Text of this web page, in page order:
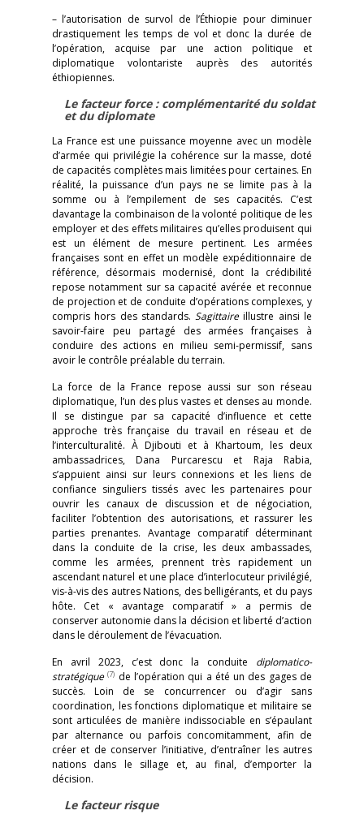
– l’autorisation de survol de l’Éthiopie pour diminuer
drastiquement les temps de vol et donc la durée de
l’opération, acquise par une action politique et
diplomatique volontariste auprès des autorités
éthiopiennes.
Le facteur force : complémentarité du soldat
et du diplomate
La France est une puissance moyenne avec un modèle
d’armée qui privilégie la cohérence sur la masse, doté
de capacités complètes mais limitées pour certaines. En
réalité, la puissance d’un pays ne se limite pas à la
somme ou à l’empilement de ses capacités. C’est
davantage la combinaison de la volonté politique de les
employer et des effets militaires qu’elles produisent qui
est un élément de mesure pertinent. Les armées
françaises sont en effet un modèle expéditionnaire de
référence, désormais modernisé, dont la crédibilité
repose notamment sur sa capacité avérée et reconnue
de projection et de conduite d’opérations complexes, y
compris hors des standards.Sagittaireillustre ainsi le
savoir-faire peu partagé des armées françaises à
conduire des actions en milieu semi-permissif, sans
avoir le contrôle préalable du terrain.
La force de la France repose aussi sur son réseau
diplomatique, l’un des plus vastes et denses au monde.
Il se distingue par sa capacité d’influence et cette
approche très française du travail en réseau et de
l’interculturalité. À Djibouti et à Khartoum, les deux
ambassadrices, Dana Purcarescu et Raja Rabia,
s’appuient ainsi sur leurs connexions et les liens de
confiance singuliers tissés avec les partenaires pour
ouvrir les canaux de discussion et de négociation,
faciliter l’obtention des autorisations, et rassurer les
parties prenantes. Avantage comparatif déterminant
dans la conduite de la crise, les deux ambassades,
comme les armées, prennent très rapidement un
ascendant naturel et une place d’interlocuteur privilégié,
vis-à-vis des autres Nations, des belligérants, et du pays
hôte. Cet « avantage comparatif » a permis de
conserver autonomie dans la décision et liberté d’action
dans le déroulement de l’évacuation.
En avril 2023, c’est donc la conduite diplomatico-
stratégique (7) de l’opération qui a été un des gages de
succès. Loin de se concurrencer ou d’agir sans
coordination, les fonctions diplomatique et militaire se
sont articulées de manière indissociable en s’épaulant
par alternance ou parfois concomitamment, afin de
créer et de conserver l’initiative, d’entraîner les autres
nations dans le sillage et, au final, d’emporter la
décision.
Le facteur risque